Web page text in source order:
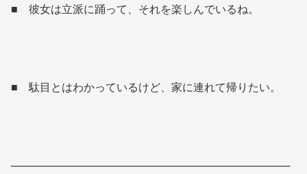
■ 彼女は立派に踊って、それを楽しんでいるね。
■ 駄目とはわかっているけど、家に連れて帰りたい。
─────────────────────────────────────